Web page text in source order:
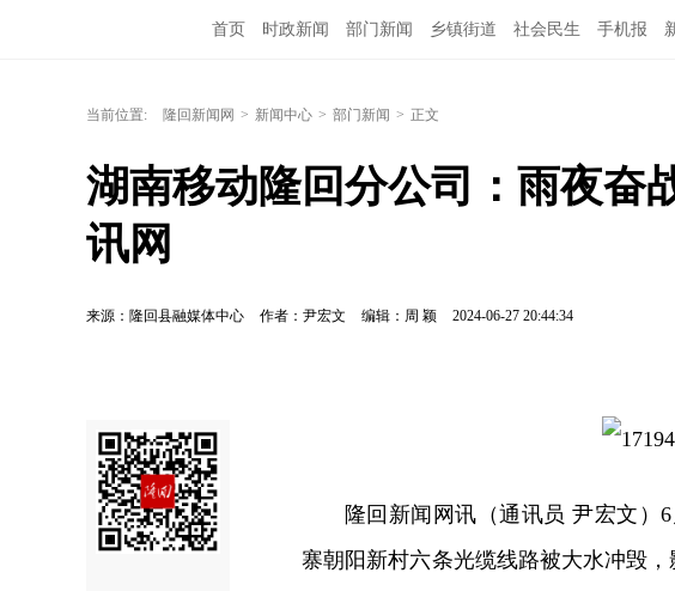
首页 时政新闻 部门新闻 乡镇街道 社会民生 手机报
当前位置: 隆回新闻网 > 新闻中心 > 部门新闻 > 正文
湖南移动隆回分公司：雨夜奋
讯网
来源：隆回县融媒体中心 作者：尹宏文 编辑：周 颖 2024-06-27 20:44:34
隆回新闻网讯（通讯员 尹宏文）
寨朝阳新村六条光缆线路被大水冲毁